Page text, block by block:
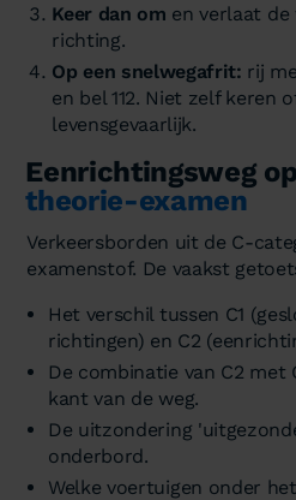
Keer dan om en verlaat de
richting.
Op een snelwegafrit: rij
en bel 112. Niet zelf keren
levensgevaarlijk.
Eenrichtingsweg
theorie-examen
Verkeersborden uit de C-
examenstof. De vaakst
Het verschil tussen C1
richtingen) en C2
De combinatie van C2 met
kant van de weg.
De uitzondering
onderbord.
Welke voertuigen onder